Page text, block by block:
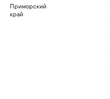
Приморский
край